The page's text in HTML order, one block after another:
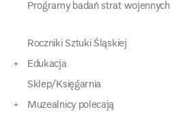
Programy badań strat wojennych
Roczniki Sztuki Śląskiej
Edukacja
Sklep/Księgarnia
Muzealnicy polecają